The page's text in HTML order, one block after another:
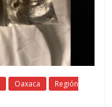
Oaxaca
Región